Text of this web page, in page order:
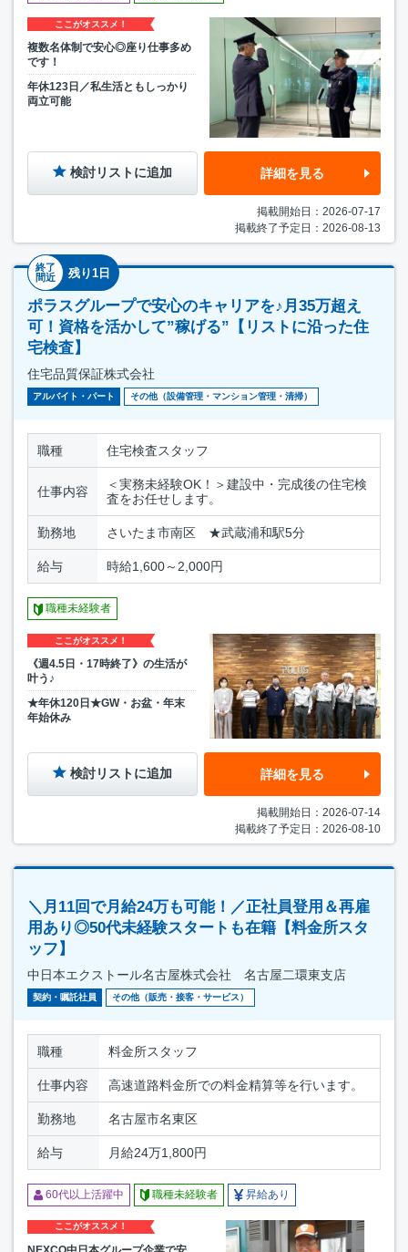
ここがオススメ！
複数名体制で安心◎座り仕事多め
です！
年休123日／私生活ともしっかり
両立可能
検討リストに追加 詳細を見る
掲載開始日：2026-07-17
掲載終了予定日：2026-08-13
終了
間近
残り1日
ポラスグループで安心のキャリアを♪月35万超え
可！資格を活かして”稼げる”【リストに沿った住
宅検査】
住宅品質保証株式会社
アルバイト・パート その他（設備管理・マンション管理・清掃）
職種 住宅検査スタッフ
仕事内容
＜実務未経験OK！＞建設中・完成後の住宅検
査をお任せします。
勤務地 さいたま市南区 ★武蔵浦和駅5分
給与 時給1,600～2,000円
職種未経験者
ここがオススメ！
《週4.5日・17時終了》の生活が
叶う♪
★年休120日★GW・お盆・年末
年始休み
検討リストに追加 詳細を見る
掲載開始日：2026-07-14
掲載終了予定日：2026-08-10
＼月11回で月給24万も可能！／正社員登用＆再雇
用あり◎50代未経験スタートも在籍【料金所スタ
ッフ】
中日本エクストール名古屋株式会社 名古屋二環東支店
契約・嘱託社員 その他（販売・接客・サービス）
職種 料金所スタッフ
仕事内容 高速道路料金所での料金精算等を行います。
勤務地 名古屋市名東区
給与 月給24万1,800円
60代以上活躍中 職種未経験者 昇給あり
ここがオススメ！